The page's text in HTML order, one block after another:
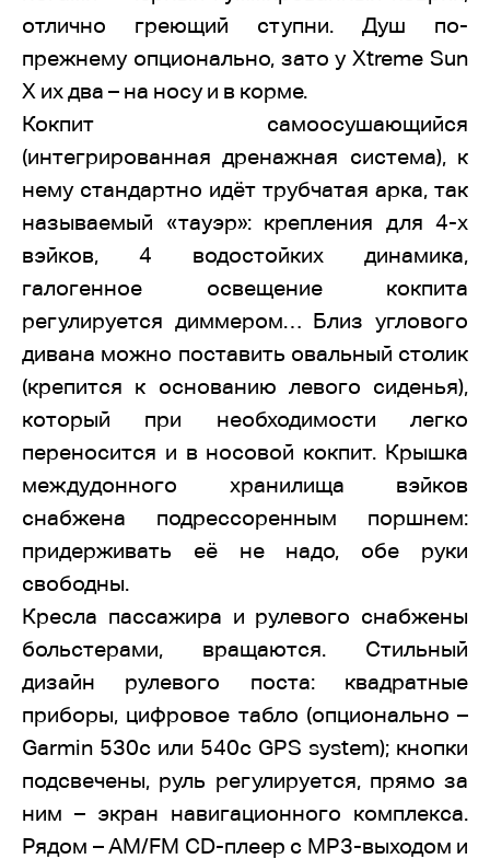
отлично греющий ступни. Душ по-
прежнему опционально, зато у Xtreme Sun
X их два – на носу и в корме.
Кокпит самоосушающийся
(интегрированная дренажная система), к
нему стандартно идёт трубчатая арка, так
называемый «тауэр»: крепления для 4-х
вэйков, 4 водостойких динамика,
галогенное освещение кокпита
регулируется диммером… Близ углового
дивана можно поставить овальный столик
(крепится к основанию левого сиденья),
который при необходимости легко
переносится и в носовой кокпит. Крышка
междудонного хранилища вэйков
снабжена подрессоренным поршнем:
придерживать её не надо, обе руки
свободны.
Кресла пассажира и рулевого снабжены
больстерами, вращаются. Стильный
дизайн рулевого поста: квадратные
приборы, цифровое табло (опционально –
Garmin 530c или 540c GPS system); кнопки
подсвечены, руль регулируется, прямо за
ним – экран навигационного комплекса.
Рядом – AM/FM CD-плеер с MP3-выходом и